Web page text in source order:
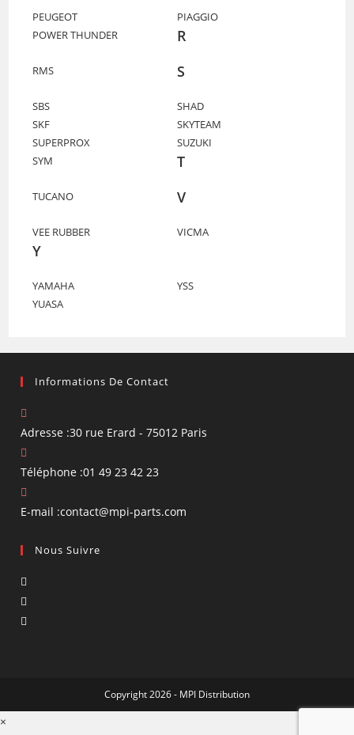
PEUGEOT
PIAGGIO
POWER THUNDER
R
RMS S
SBS
SHAD
SKF
SKYTEAM
SUPERPROX
SUZUKI
SYM
T
TUCANO V
VEE RUBBER VICMA
Y
YAMAHA
YSS
YUASA
Informations De Contact
Adresse :30 rue Erard - 75012 Paris
Téléphone :01 49 23 42 23
E-mail :contact@mpi-parts.com
Nous Suivre
Copyright 2026 - MPI Distribution
×